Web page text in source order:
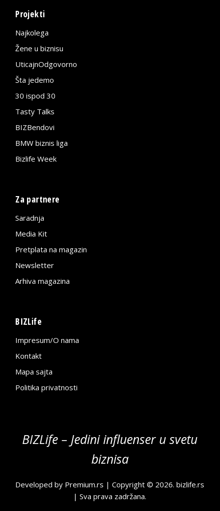
Projekti
Najkolega
Žene u biznisu
UticajnOdgovorno
Šta jedemo
30 ispod 30
Tasty Talks
BIZBendovi
BMW biznis liga
Bizlife Week
Za partnere
Saradnja
Media Kit
Pretplata na magazin
Newsletter
Arhiva magazina
BIZLife
Impresum/O nama
Kontakt
Mapa sajta
Politika privatnosti
BIZLife – Jedini influenser u svetu
biznisa
Developed by Premium.rs | Copyright © 2026.bizlife.rs
| Sva prava zadržana.